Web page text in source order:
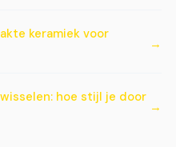
keramiek voor
hoe stijl je door